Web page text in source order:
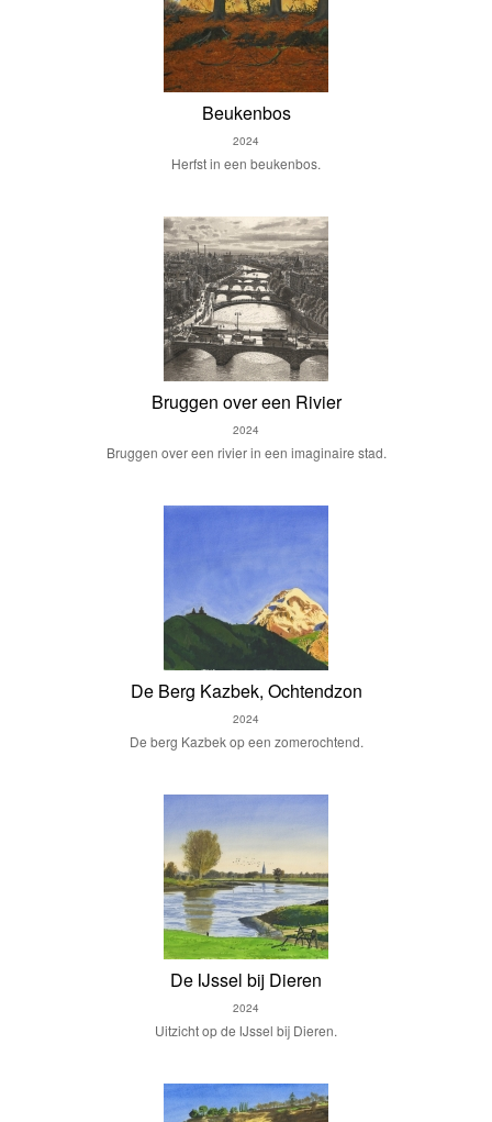
Beukenbos
2024
Herfst in een beukenbos.
Bruggen over een Rivier
2024
Bruggen over een rivier in een imaginaire stad.
De Berg Kazbek, Ochtendzon
2024
De berg Kazbek op een zomerochtend.
De IJssel bij Dieren
2024
Uitzicht op de IJssel bij Dieren.